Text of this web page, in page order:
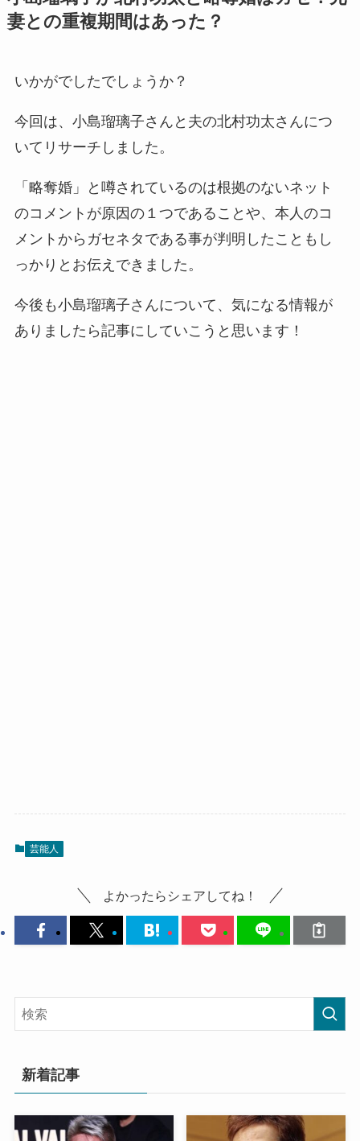
妻との重複期間はあった？
いかがでしたでしょうか？
今回は、小島瑠璃子さんと夫の北村功太さんにつ
いてリサーチしました。
「略奪婚」と噂されているのは根拠のないネット
のコメントが原因の１つであることや、本人のコ
メントからガセネタである事が判明したこともし
っかりとお伝えできました。
今後も小島瑠璃子さんについて、気になる情報が
ありましたら記事にしていこうと思います！
芸能人
よかったらシェアしてね！
新着記事